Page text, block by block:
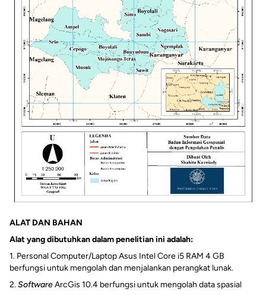
ALAT DAN BAHAN
Alat yang dibutuhkan dalam penelitian ini adalah:
1. Personal Computer/Laptop Asus Intel Core i5 RAM 4 GB
berfungsi untuk mengolah dan menjalankan perangkat lunak.
2.SoftwareArcGis 10.4 berfungsi untuk mengolah data spasial